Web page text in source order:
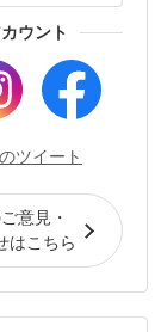
ウント
ツイート
意見・
はこちら